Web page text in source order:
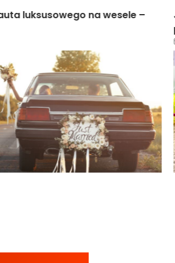
luksusowe auto online krok